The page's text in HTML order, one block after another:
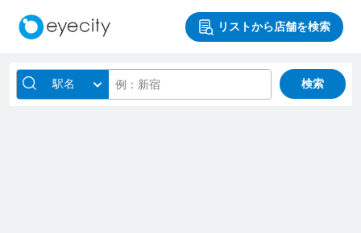
リストから店舗を検索
駅名 検索